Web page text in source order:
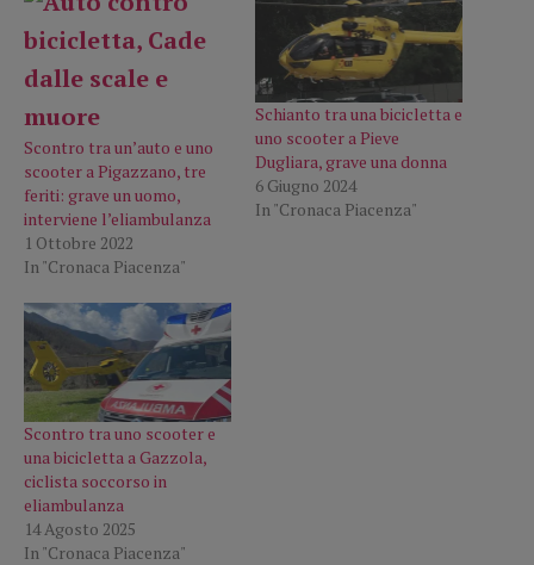
Scontro tra un’auto e uno
scooter a Pigazzano, tre
feriti: grave un uomo,
interviene l’eliambulanza
1 Ottobre 2022
In "Cronaca Piacenza"
Schianto tra una bicicletta e
uno scooter a Pieve
Dugliara, grave una donna
6 Giugno 2024
In "Cronaca Piacenza"
Scontro tra uno scooter e
una bicicletta a Gazzola,
ciclista soccorso in
eliambulanza
14 Agosto 2025
In "Cronaca Piacenza"